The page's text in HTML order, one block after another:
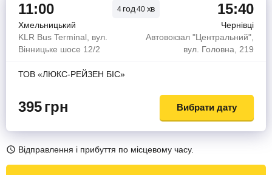
11:00 4 год40 хв 15:40
Хмельницький
Чернівці
KLR Bus Terminal, вул.
Вінницьке шосе 12/2
Автовокзал "Центральний",
вул. Головна, 219
ТОВ «ЛЮКС-РЕЙЗЕН БІС»
395грн Вибрати дату
Відправлення і прибуття по місцевому часу.